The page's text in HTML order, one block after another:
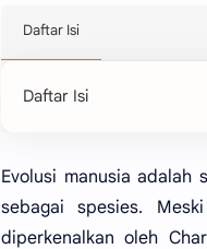
Daftar Isi
Evolusi manusia adalah
sebagai spesies.
diperkenalkan oleh